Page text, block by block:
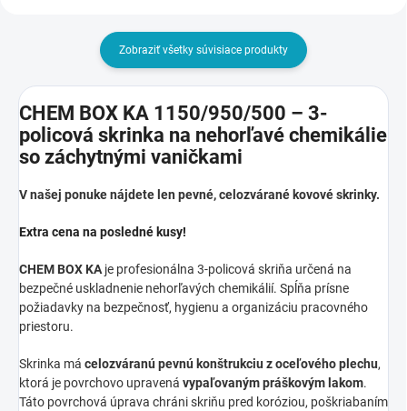
Zobraziť všetky súvisiace produkty
CHEM BOX KA 1150/950/500 – 3-
policová skrinka na nehorľavé chemikálie
so záchytnými vaničkami
V našej ponuke nájdete len pevné, celozvárané kovové skrinky.
Extra cena na posledné kusy!
CHEM BOX KA je profesionálna 3-policová skriňa určená na
bezpečné uskladnenie nehorľavých chemikálií. Spĺňa prísne
požiadavky na bezpečnosť, hygienu a organizáciu pracovného
priestoru.
Skrinka má celozváranú pevnú konštrukciu z oceľového plechu,
ktorá je povrchovo upravená vypaľovaným práškovým lakom.
Táto povrchová úprava chráni skriňu pred koróziou, poškriabaním